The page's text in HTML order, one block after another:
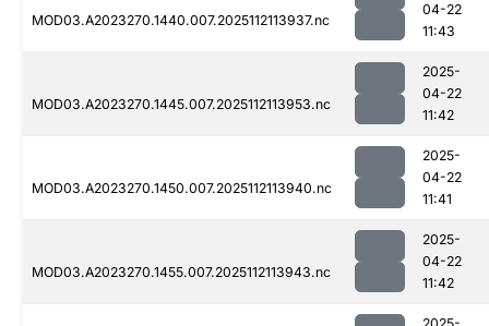
MOD03.A2023270.1440.007.2025112113937.nc
04-22
11:43
MOD03.A2023270.1445.007.2025112113953.nc
2025-
04-22
11:42
MOD03.A2023270.1450.007.2025112113940.nc
2025-
04-22
11:41
MOD03.A2023270.1455.007.2025112113943.nc
2025-
04-22
11:42